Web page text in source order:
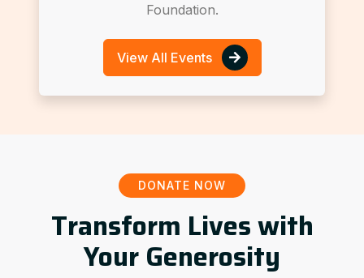
Foundation.
View All Events
DONATE NOW
Transform Lives with
Your Generosity